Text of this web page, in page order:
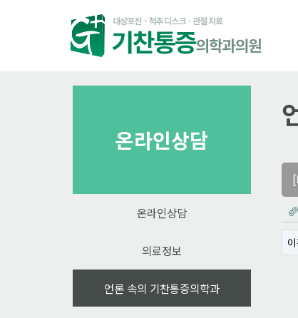
온라인상담
온라인상담
의료정보
언론 속의 기찬통증의학과